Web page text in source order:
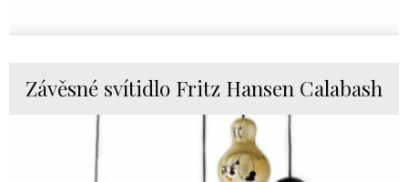
Závěsné svítidlo Fritz Hansen Calabash